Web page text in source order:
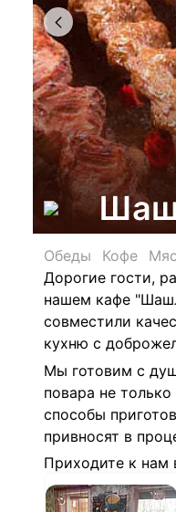
Обеды Кофе
Дорогие гости,
нашем кафе
совместили
кухню с
Мы готовим с
повара не
способы
привносят в
Приходите к нам